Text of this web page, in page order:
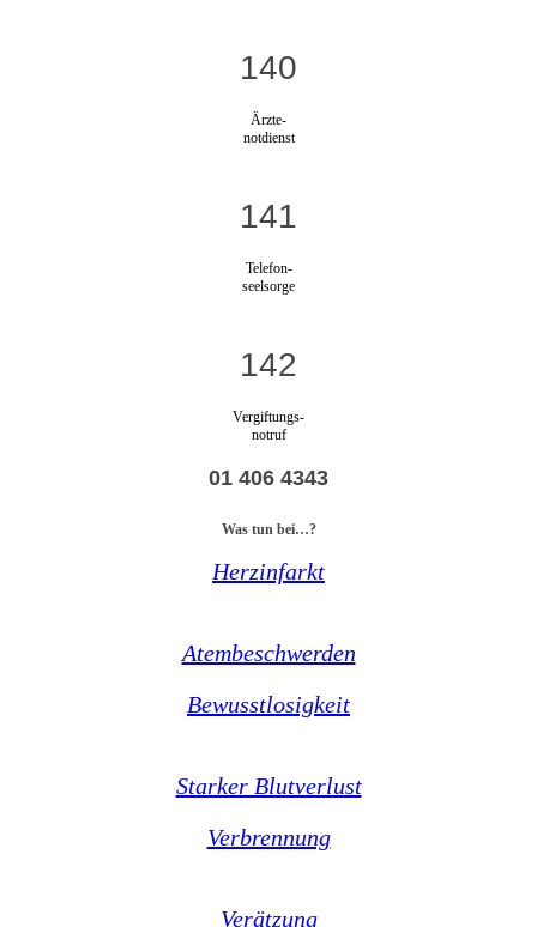
140
Ärzte-
notdienst
141
Telefon-
seelsorge
142
Vergiftungs-
notruf
01 406 4343
Was tun bei…?
Herzinfarkt
Atembeschwerden
Bewusstlosigkeit
Starker Blutverlust
Verbrennung
Verätzung